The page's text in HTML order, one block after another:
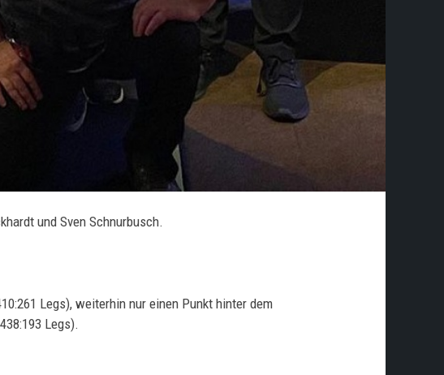
und Sven Schnurbusch.
Legs), weiterhin nur einen Punkt hinter dem
Legs).